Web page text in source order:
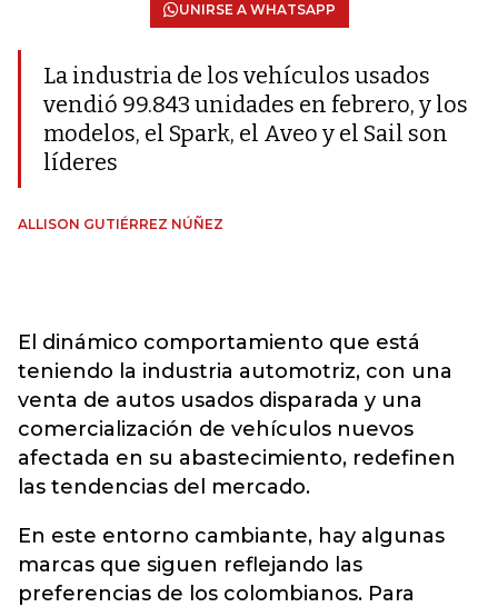
UNIRSE A WHATSAPP
La industria de los vehículos usados
vendió 99.843 unidades en febrero, y los
modelos, el Spark, el Aveo y el Sail son
líderes
ALLISON GUTIÉRREZ NÚÑEZ
El dinámico comportamiento que está
teniendo la industria automotriz, con una
venta de autos usados disparada y una
comercialización de vehículos nuevos
afectada en su abastecimiento, redefinen
las tendencias del mercado.
En este entorno cambiante, hay algunas
marcas que siguen reflejando las
preferencias de los colombianos. Para